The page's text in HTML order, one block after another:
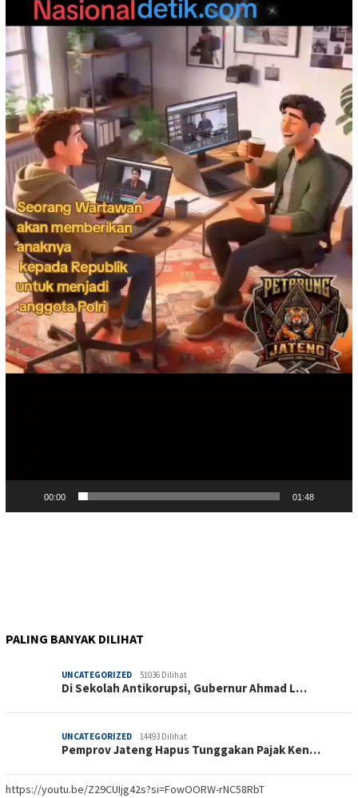
00:00 01:48
PALING BANYAK DILIHAT
UNCATEGORIZED 51036 Dilihat
Di Sekolah Antikorupsi, Gubernur Ahmad L…
UNCATEGORIZED 14493 Dilihat
Pemprov Jateng Hapus Tunggakan Pajak Ken…
https://youtu.be/Z29CUIjg42s?si=FowOORW-rNC58RbT